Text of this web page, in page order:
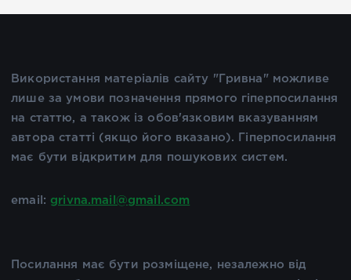
Використання матеріалів сайту "Гривна" можливе
лише за умови позначення прямого гіперпосилання
на статтю, а також із обов'язковим вказуванням
автора статті (якщо його вказано). Гіперпосилання
має бути відкритим для пошукових систем.
email: grivna.mail@gmail.com
Посилання має бути розміщене, незалежно від